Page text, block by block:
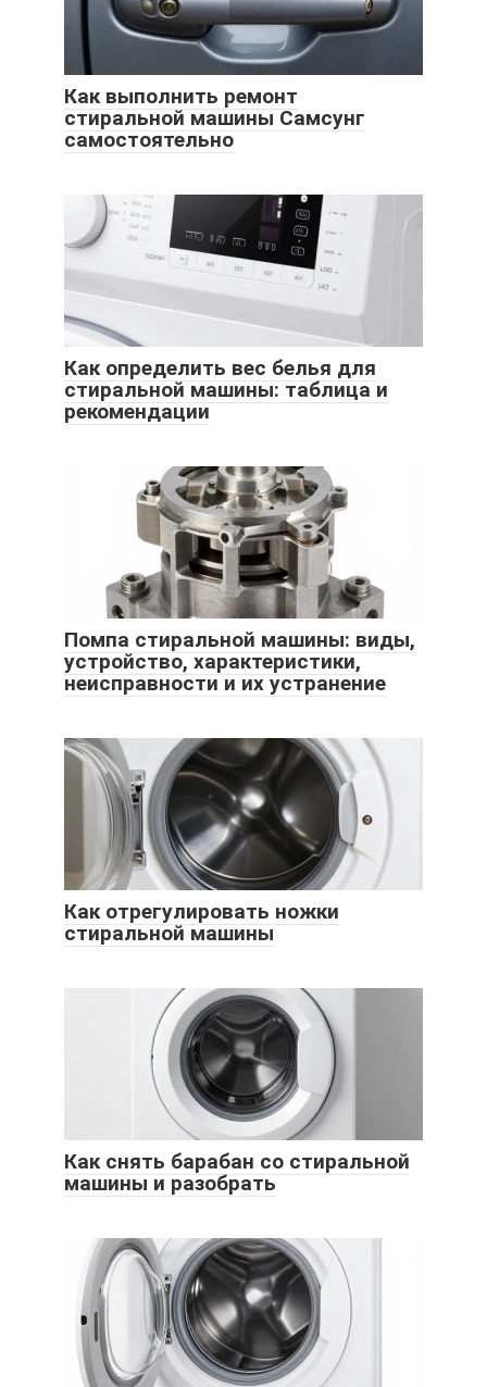
Как выполнить ремонт
стиральной машины Самсунг
самостоятельно
Как определить вес белья для
стиральной машины: таблица и
рекомендации
Помпа стиральной машины: виды,
устройство, характеристики,
неисправности и их устранение
Как отрегулировать ножки
стиральной машины
Как снять барабан со стиральной
машины и разобрать